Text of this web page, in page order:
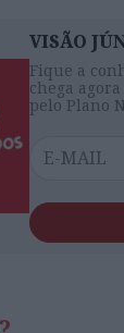
VISÃO
Fique a
chega
pelo Plano